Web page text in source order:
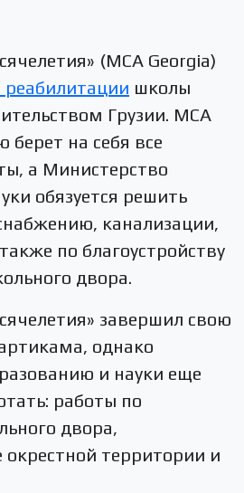
(MCA Georgia)
реабилитации школы
Грузии. МСА
берет на себя все
а Министерство
обязуется решить
канализации,
по благоустройству
двора.
завершил свою
однако
и науки еще
работы по
двора,
окрестной территории и